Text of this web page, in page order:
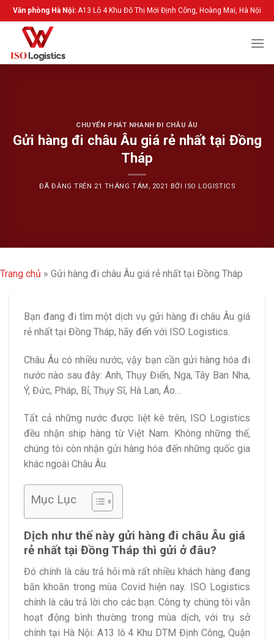
Chuyển
đến
dung
Văn phòng Hà Nội: A13 Lô 4 Khu Đô Thị Mới Định Công, Hoàng Mai, Hà Nội
CHUYỂN PHÁT NHANH ĐI CHÂU ÂU
Gửi hàng đi châu Âu giá rẻ nhất tại Đồng
Tháp
ĐÃ ĐĂNG TRÊN 21 THÁNG TÁM, 2021 BỞI ISO LOGISTICS
Trang chủ » Gửi hàng đi châu Âu giá rẻ nhất tại Đồng Tháp
Bạn đang đi tìm một dịch vụ gửi hàng đi châu Âu giá
rẻ nhất tại Đồng Tháp, hãy đến với ISO Logistics.
Châu Âu có nhiều nước, vậy bạn cần gửi hàng hóa đi
nước nào sau đây: Anh, Thụy Điển, Nga, Tây Ban Nha,
Ý, Đức, Pháp, Bỉ, Thụy Sĩ, Hà Lan, Áo…
Tất cả những nước được liệt kê trên, ISO Logistics
đều nhận ship hàng từ Việt Nam. Không những thế,
chúng tôi còn nhận gửi hàng hóa đến những quốc gia
khác ngoài Châu Âu.
Mục Lục
Dịch như thế này gửi hàng đi châu Âu giá
rẻ nhất tại Đồng Tháp thì gửi ở đâu?
Đó chính là câu trả hỏi mà rất nhiều khách hàng đang
băn khoăn trong mùa Covid hiện nay. ISO Logistics
chính là câu trả lời cho các bạn. Công ty chúng tôi vẫn
hoạt động bình thường trong mùa dịch, với trụ sở
chính tại Hà Nội: A13 lô 4 Khu DTM Định Công, Quận